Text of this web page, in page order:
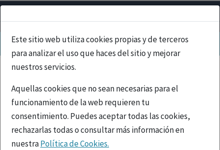
Este sitio web utiliza cookies propias y de terceros
para analizar el uso que haces del sitio y mejorar
nuestros servicios.
Aquellas cookies que no sean necesarias para el
funcionamiento de la web requieren tu
consentimiento. Puedes aceptar todas las cookies,
rechazarlas todas o consultar más información en
nuestraPolítica de Cookies.